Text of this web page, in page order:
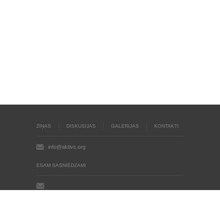
ZIŅAS DISKUSIJAS GALERIJAS KONTAKTI
info@aktivs.org
ESAM SASNIEDZAMI